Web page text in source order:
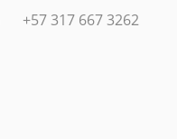
+57 317 667 3262